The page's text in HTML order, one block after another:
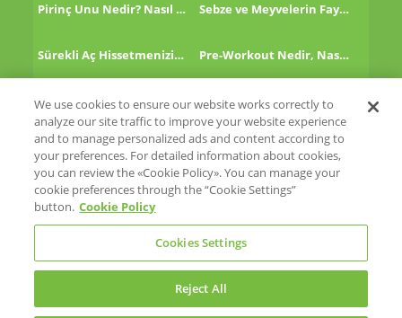
Pirinç Unu Nedir? Nasıl Tüketilir? Sebze ve Meyvelerin Faydaları!
Sürekli Aç Hissetmenizin 8 Nedeni! Pre-Workout Nedir, Nasıl Kullanılır?
Kinoa Nedir, Nasıl Tüketilir?
Eti Cicibebe
Glutensiz Hayat
We use cookies to ensure our website works correctly to
analyze our site traffic to improve your website experience
and to manage personalized ads and content according to
your preferences. For detailed information about cookies,
you can review the «Cookie Policy». You can manage your
cookie preferences through the “Cookie Settings”
button. Cookie Policy
Cookies Settings
Reject All